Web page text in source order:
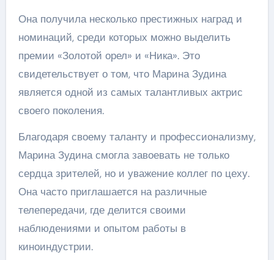
Она получила несколько престижных наград и
номинаций, среди которых можно выделить
премии «Золотой орел» и «Ника». Это
свидетельствует о том, что Марина Зудина
является одной из самых талантливых актрис
своего поколения.
Благодаря своему таланту и профессионализму,
Марина Зудина смогла завоевать не только
сердца зрителей, но и уважение коллег по цеху.
Она часто приглашается на различные
телепередачи, где делится своими
наблюдениями и опытом работы в
киноиндустрии.